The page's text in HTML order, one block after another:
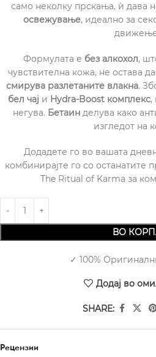
само неколку прскања, ѝ дава
освежување, идеално за
Формулата е без алкохол,
чувствителна кожа, не остава
смирува разлетаните влакна.
бел чај и Hydra-Boost комплекс,
негува. Бетаинделува како
изгледот на
Додадете го во вашата
комбинирајте го со останатите
The Ritual of Karma за
ВО
✓ 100%
Додај во
SHARE:
Рецензии